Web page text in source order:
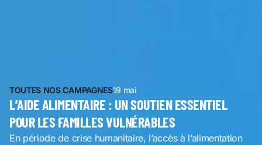
TOUTES NOS CAMPAGNES19 mai
L’AIDE ALIMENTAIRE : UN SOUTIEN ESSENTIEL
POUR LES FAMILLES VULNÉRABLES
En période de crise humanitaire, l’accès à l’alimentation